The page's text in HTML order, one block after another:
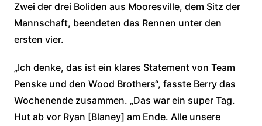
Zwei der drei Boliden aus Mooresville, dem Sitz der
Mannschaft, beendeten das Rennen unter den
ersten vier.
„Ich denke, das ist ein klares Statement von Team
Penske und den Wood Brothers“, fasste Berry das
Wochenende zusammen. „Das war ein super Tag.
Hut ab vor Ryan [Blaney] am Ende. Alle unsere